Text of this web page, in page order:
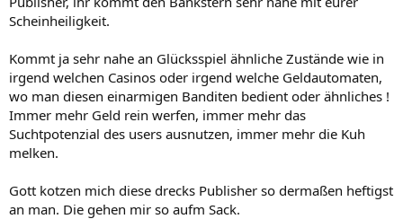
Scheinheiligkeit.
Kommt ja sehr nahe an Glücksspiel ähnliche Zustände wie in
irgend welchen Casinos oder irgend welche Geldautomaten,
wo man diesen einarmigen Banditen bedient oder ähnliches !
Immer mehr Geld rein werfen, immer mehr das
Suchtpotenzial des users ausnutzen, immer mehr die Kuh
melken.
Gott kotzen mich diese drecks Publisher so dermaßen heftigst
an man. Die gehen mir so aufm Sack.